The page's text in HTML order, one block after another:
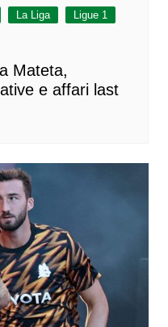
La Liga
Ligue 1
Mateta,
e affari last